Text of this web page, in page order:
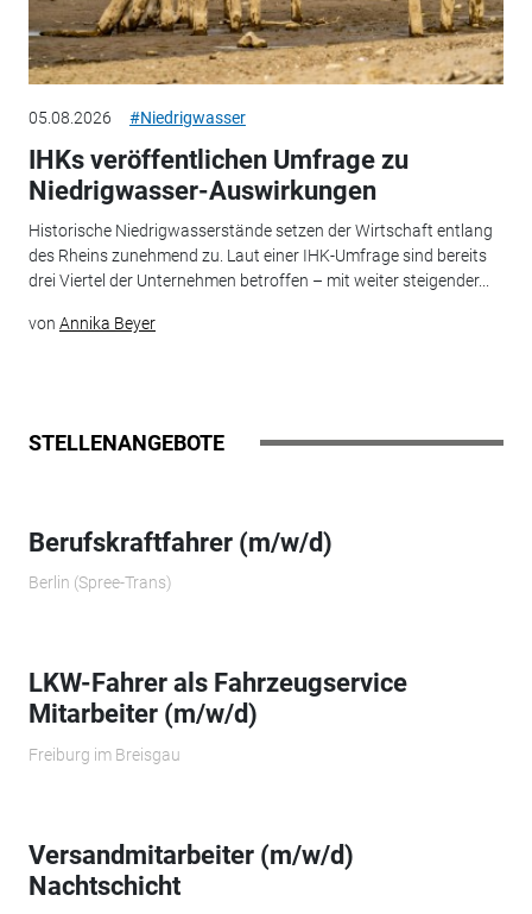
05.08.2026 #Niedrigwasser
IHKs veröffentlichen Umfrage zu
Niedrigwasser-Auswirkungen
Historische Niedrigwasserstände setzen der Wirtschaft entlang
des Rheins zunehmend zu. Laut einer IHK-Umfrage sind bereits
drei Viertel der Unternehmen betroffen – mit weiter steigender...
von Annika Beyer
STELLENANGEBOTE
Berufskraftfahrer (m/w/d)
Berlin (Spree-Trans)
LKW-Fahrer als Fahrzeugservice
Mitarbeiter (m/w/d)
Freiburg im Breisgau
Versandmitarbeiter (m/w/d)
Nachtschicht